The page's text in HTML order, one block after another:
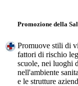
Promozione della
Promuove stili di
fattori di rischio
scuole, nei luoghi
nell'ambiente
e le strutture